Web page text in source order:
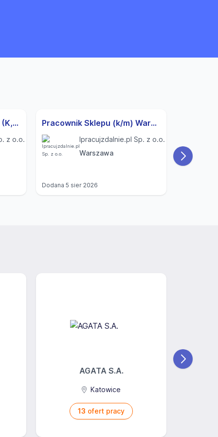
Specjalista ds. Rekrutacji (K,M) Modlnica
z o.o.
Pracownik Sklepu (k/m) Warszawa
Ipracujzdalnie.pl Sp. z o.o.
Warszawa
Dodana 5 sier 2026
AGATA S.A.
Katowice
13 ofert pracy